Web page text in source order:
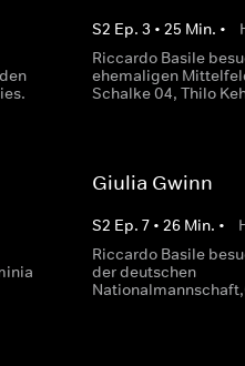
S2 Ep.3 •25 Min. •
Riccardo Basile
ehemaligen
Schalke 04, Thilo
Giulia Gwinn
S2 Ep.7 •26 Min. •
Riccardo Basile
der deutschen